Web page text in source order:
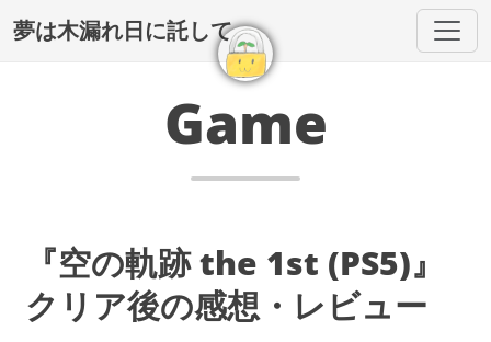
夢は木漏れ日に託して
Game
『空の軌跡 the 1st (PS5)』
クリア後の感想・レビュー